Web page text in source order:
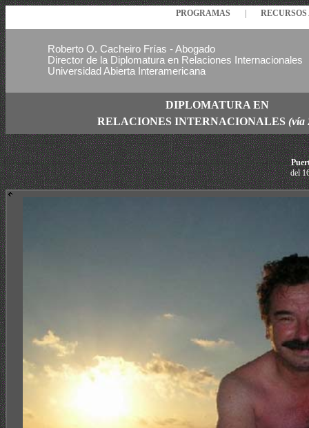
PROGRAMAS
Roberto O. Cacheiro Frías - Abogado
Director de la Diplomatura en Relaciones Internacionales
Universidad Abierta Interamericana
DIPLOMATURA EN
RELACIONES INTERNACIONALES (vía
del